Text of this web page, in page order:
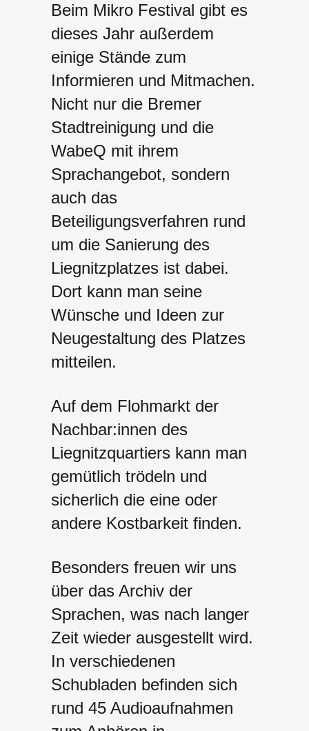
Beim Mikro Festival gibt es
dieses Jahr außerdem
einige Stände zum
Informieren und Mitmachen.
Nicht nur die Bremer
Stadtreinigung und die
WabeQ mit ihrem
Sprachangebot, sondern
auch das
Beteiligungsverfahren rund
um die Sanierung des
Liegnitzplatzes ist dabei.
Dort kann man seine
Wünsche und Ideen zur
Neugestaltung des Platzes
mitteilen.
Auf dem Flohmarkt der
Nachbar:innen des
Liegnitzquartiers kann man
gemütlich trödeln und
sicherlich die eine oder
andere Kostbarkeit finden.
Besonders freuen wir uns
über das Archiv der
Sprachen, was nach langer
Zeit wieder ausgestellt wird.
In verschiedenen
Schubladen befinden sich
rund 45 Audioaufnahmen